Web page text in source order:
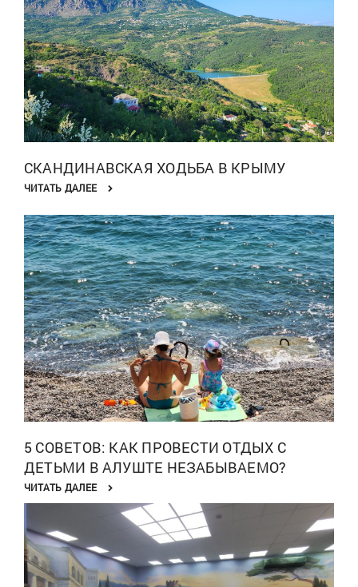
СКАНДИНАВСКАЯ ХОДЬБА В КРЫМУ
ЧИТАТЬ ДАЛЕЕ
5 СОВЕТОВ: КАК ПРОВЕСТИ ОТДЫХ С
ДЕТЬМИ В АЛУШТЕ НЕЗАБЫВАЕМО?
ЧИТАТЬ ДАЛЕЕ